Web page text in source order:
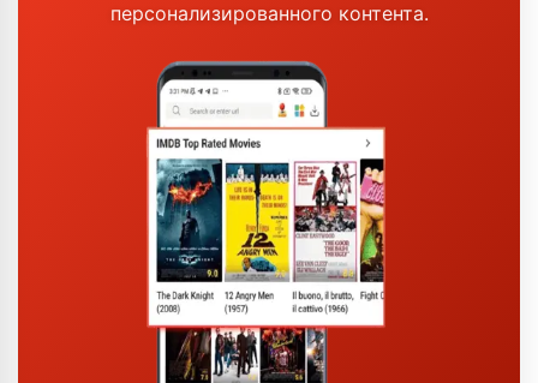
персонализированного контента.